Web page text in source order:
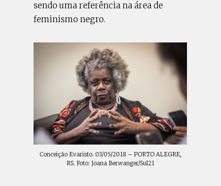
sendo uma referência na área de
feminismo negro.
Conceição Evaristo. 03/05/2018 – PORTO ALEGRE,
RS. Foto: Joana Berwanger/Sul21